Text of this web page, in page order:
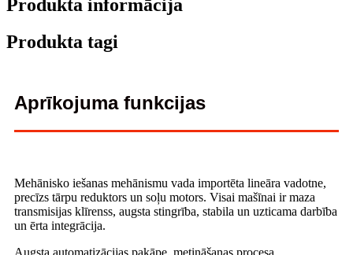
Produkta informācija
Produkta tagi
Aprīkojuma funkcijas
Mehānisko iešanas mehānismu vada importēta lineāra vadotne,
precīzs tārpu reduktors un soļu motors. Visai mašīnai ir maza
transmisijas klīrenss, augsta stingrība, stabila un uzticama darbība
un ērta integrācija.
Augsta automatizācijas pakāpe, metināšanas procesa